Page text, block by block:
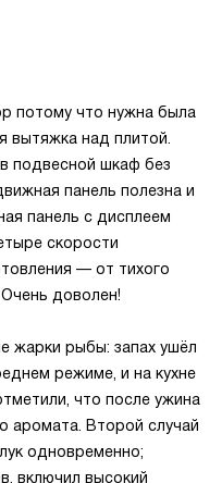
потому что нужна была
вытяжка над плитой.
подвесной шкаф без
панель полезна и
панель с дисплеем
скорости
— от тихого
доволен!
жарки рыбы: запах ушёл
режиме, и на кухне
что после ужина
аромата. Второй случай
одновременно;
включил высокий